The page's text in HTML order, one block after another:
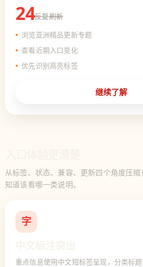
24反复刷新
浏览亚洲精品更新专题
查看近期入口变化
优先识别高亮标签
继续了解
从标签、状态、兼容、更新四个角度压
知道该看哪一类说明。
字
重点信息使用中文短标签呈现，分类标